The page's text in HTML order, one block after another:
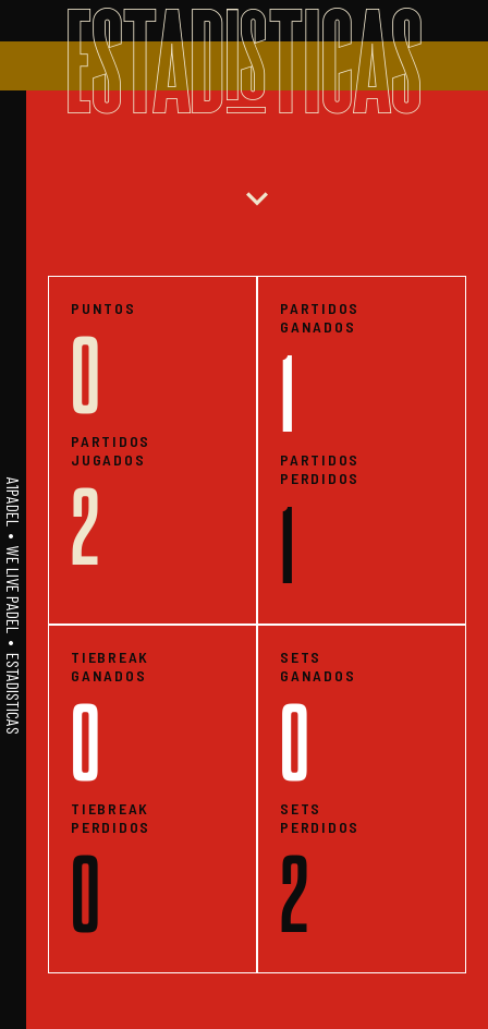
ESTADISTICAS
A1PADEL • WE LIVE PADEL • ESTADISTICAS
expand_more
PUNTOS
0
PARTIDOS
JUGADOS
2
PARTIDOS
GANADOS
1
PARTIDOS
PERDIDOS
1
TIEBREAK
GANADOS
0
TIEBREAK
PERDIDOS
0
SETS
GANADOS
0
SETS
PERDIDOS
2